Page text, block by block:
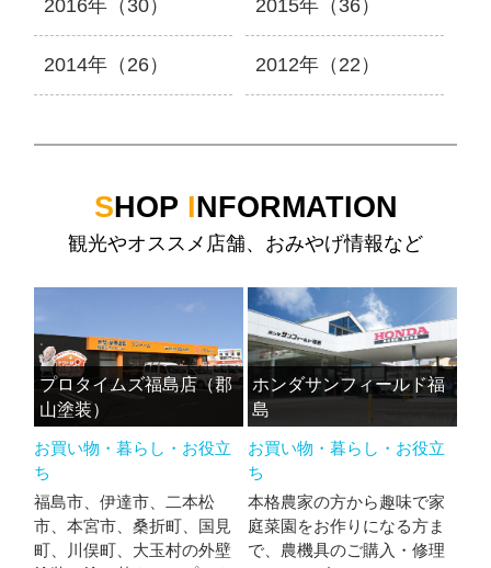
2016年（30） 2015年（36）
2014年（26） 2012年（22）
SHOP INFORMATION
観光やオススメ店舗、おみやげ情報など
プロタイムズ福島店（郡
山塗装）
お買い物・暮らし・お役立
ち
福島市、伊達市、二本松
市、本宮市、桑折町、国見
町、川俣町、大玉村の外壁
ホンダサンフィールド福
島
お買い物・暮らし・お役立
ち
本格農家の方から趣味で家
庭菜園をお作りになる方ま
で、農機具のご購入・修理